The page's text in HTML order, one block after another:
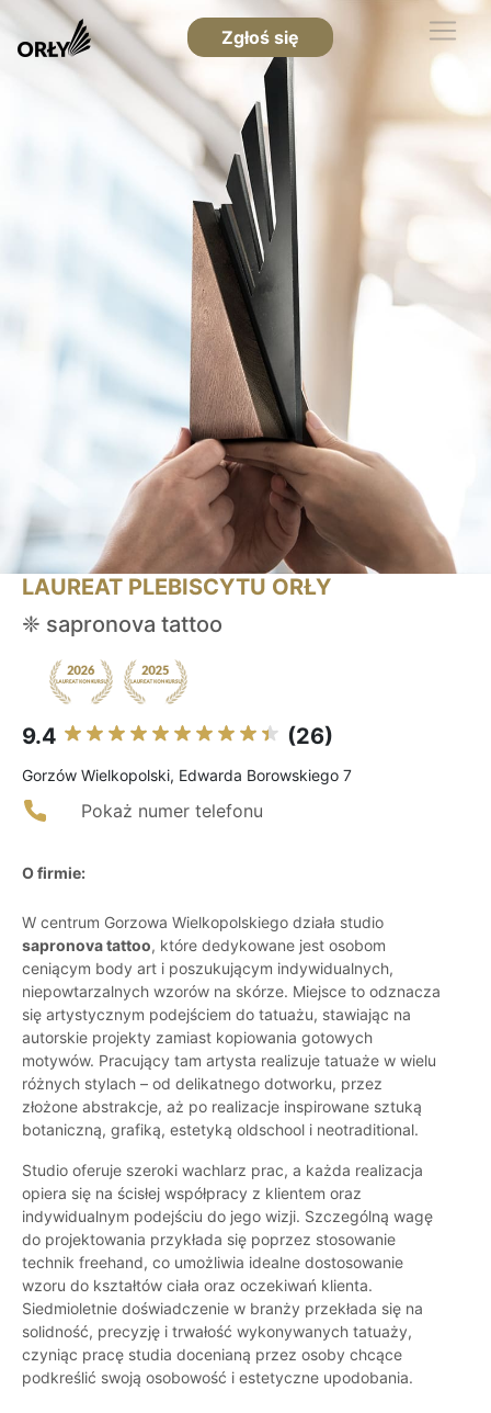
Zgłoś się
LAUREAT PLEBISCYTU ORŁY
❈ sapronova tattoo
9.4 (26)
Gorzów Wielkopolski, Edwarda Borowskiego 7
Pokaż numer telefonu
O firmie:
W centrum Gorzowa Wielkopolskiego działa studio
sapronova tattoo, które dedykowane jest osobom
ceniącym body art i poszukującym indywidualnych,
niepowtarzalnych wzorów na skórze. Miejsce to odznacza
się artystycznym podejściem do tatuażu, stawiając na
autorskie projekty zamiast kopiowania gotowych
motywów. Pracujący tam artysta realizuje tatuaże w wielu
różnych stylach – od delikatnego dotworku, przez
złożone abstrakcje, aż po realizacje inspirowane sztuką
botaniczną, grafiką, estetyką oldschool i neotraditional.
Studio oferuje szeroki wachlarz prac, a każda realizacja
opiera się na ścisłej współpracy z klientem oraz
indywidualnym podejściu do jego wizji. Szczególną wagę
do projektowania przykłada się poprzez stosowanie
technik freehand, co umożliwia idealne dostosowanie
wzoru do kształtów ciała oraz oczekiwań klienta.
Siedmioletnie doświadczenie w branży przekłada się na
solidność, precyzję i trwałość wykonywanych tatuaży,
czyniąc pracę studia docenianą przez osoby chcące
podkreślić swoją osobowość i estetyczne upodobania.